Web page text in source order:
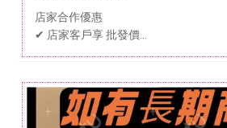
店家合作優惠
✔ 店家客戶享 批發價
✔ 多量另有優惠